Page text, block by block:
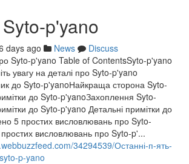
p'yano
days ago News
Discuss
Syto-p'yano Table of ContentsSyto-p'yano
увагу на деталі про Syto-p'yano
до Syto-p'yanoНайкраща сторона Syto-
до Syto-p'yanoЗахоплення Syto-
до Syto-p'yano Детальні примітки до
5 простих висловлювань про Syto-
висловлювань про Syto-p'...
34294539/Останні-п-ять-
p-yano